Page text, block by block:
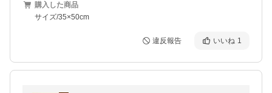
購入した商品
サイズ/35×50cm
違反報告 いいね 1